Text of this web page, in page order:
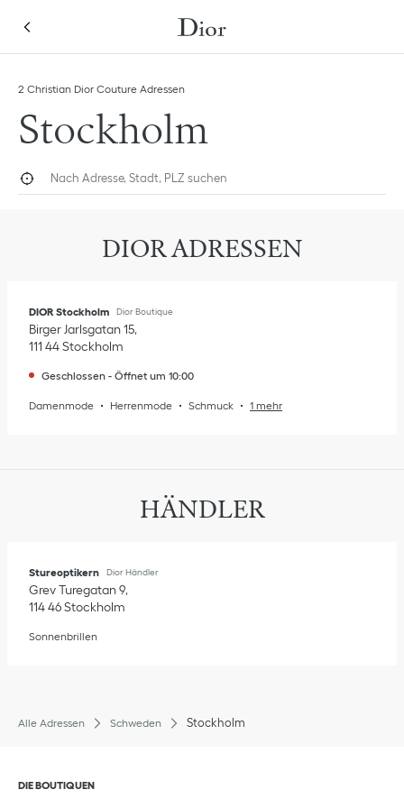
2 Christian Dior Couture Adressen
Stockholm
Geolokalisieren
DIOR ADRESSEN
DIOR Stockholm Dior Boutique
Birger Jarlsgatan 15
111 44Stockholm
Geschlossen - Öffnet um 10:00
Damenmode Herrenmode Schmuck 1 mehr
HÄNDLER
Stureoptikern Dior Händler
Grev Turegatan 9
114 46Stockholm
Sonnenbrillen
Alle Adressen Schweden Stockholm
Klik om de inhoud uit of in te klappen
DIE BOUTIQUEN